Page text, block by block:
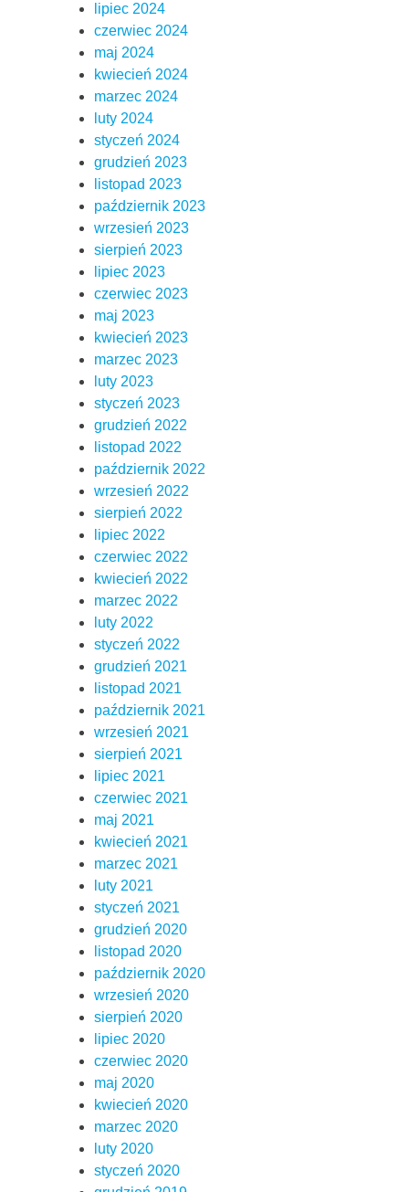
lipiec 2024
czerwiec 2024
maj 2024
kwiecień 2024
marzec 2024
luty 2024
styczeń 2024
grudzień 2023
listopad 2023
październik 2023
wrzesień 2023
sierpień 2023
lipiec 2023
czerwiec 2023
maj 2023
kwiecień 2023
marzec 2023
luty 2023
styczeń 2023
grudzień 2022
listopad 2022
październik 2022
wrzesień 2022
sierpień 2022
lipiec 2022
czerwiec 2022
kwiecień 2022
marzec 2022
luty 2022
styczeń 2022
grudzień 2021
listopad 2021
październik 2021
wrzesień 2021
sierpień 2021
lipiec 2021
czerwiec 2021
maj 2021
kwiecień 2021
marzec 2021
luty 2021
styczeń 2021
grudzień 2020
listopad 2020
październik 2020
wrzesień 2020
sierpień 2020
lipiec 2020
czerwiec 2020
maj 2020
kwiecień 2020
marzec 2020
luty 2020
styczeń 2020